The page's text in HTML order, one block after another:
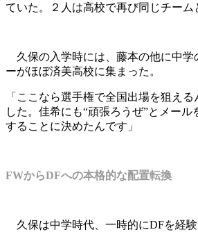
ていた。２人は高校で再び同じチーム
久保の入学時には、藤本の他に中学
ーがほぼ済美高校に集まった。
「ここなら選手権で全国出場を狙え
した。佳希にも“頑張ろうぜ”とメー
することに決めたんです」
FWからDFへの本格的な配置転換
久保は中学時代、一時的にDFを経